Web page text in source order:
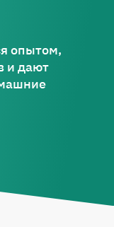
опытом,
и дают